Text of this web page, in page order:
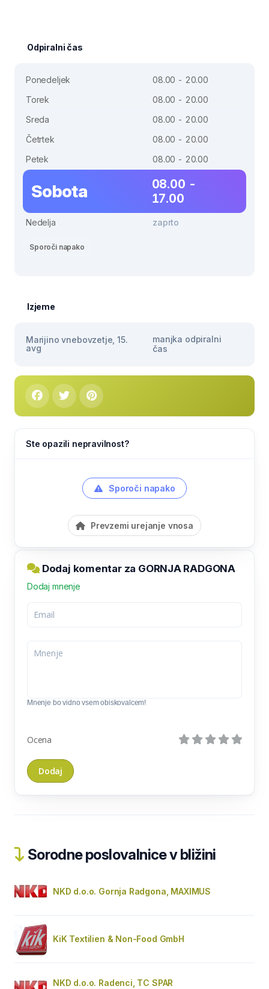
Odpiralni čas
Ponedeljek
08.00 - 20.00
Torek
08.00 - 20.00
Sreda
08.00 - 20.00
Četrtek
08.00 - 20.00
Petek
08.00 - 20.00
Sobota
08.00 -
17.00
Nedelja zaprto
Sporoči napako
Izjeme
Marijino vnebovzetje, 15.
avg
manjka odpiralni
čas
Ste opazili nepravilnost?
Sporoči napako
Prevzemi urejanje vnosa
Dodaj komentar za GORNJA RADGONA
Dodaj mnenje
Mnenje bo vidno vsem obiskovalcem!
Ocena
Sorodne poslovalnice v bližini
NKD d.o.o. Gornja Radgona, MAXIMUS
KiK Textilien & Non-Food GmbH
NKD d.o.o. Radenci, TC SPAR